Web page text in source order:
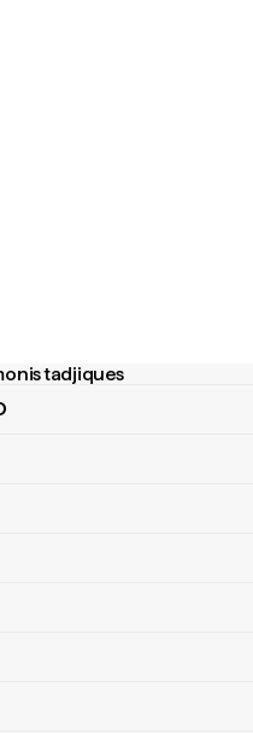
tadjiques
tadjiques